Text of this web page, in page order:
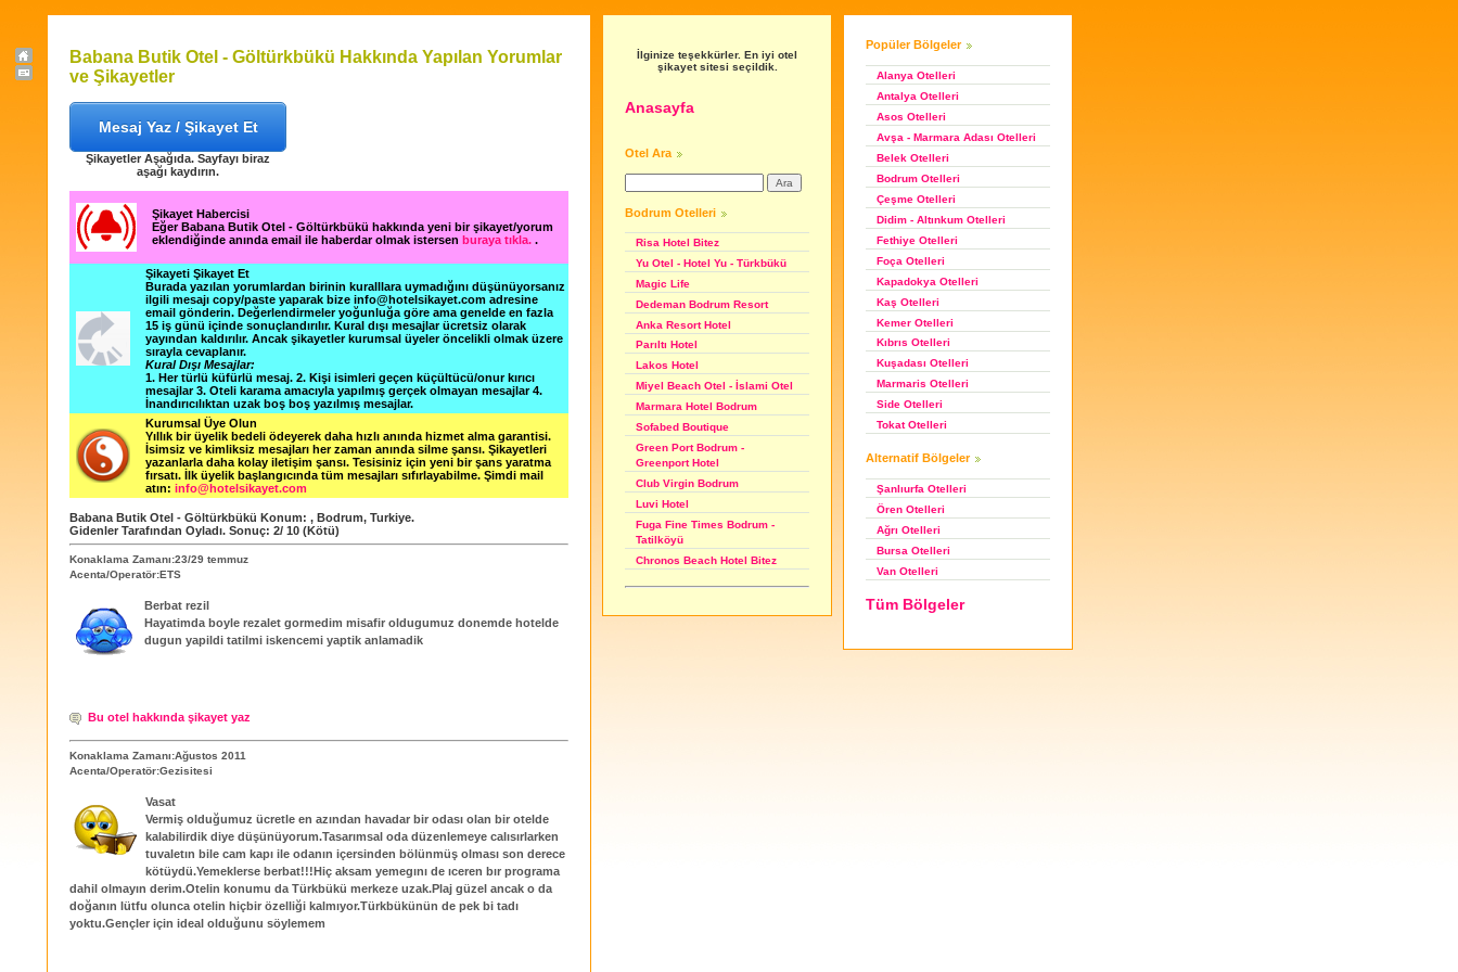
Babana Butik Otel - Göltürkbükü Hakkında Yapılan Yorumlar
ve Şikayetler
Mesaj Yaz / Şikayet Et
Şikayetler Aşağıda. Sayfayı biraz
aşağı kaydırın.
Şikayet Habercisi
Eğer Babana Butik Otel - Göltürkbükü hakkında yeni bir şikayet/yorum
eklendiğinde anında email ile haberdar olmak istersen buraya tıkla. .
Şikayeti Şikayet Et
Burada yazılan yorumlardan birinin kuralllara uymadığını düşünüyorsanız
ilgili mesajı copy/paste yaparak bize info@hotelsikayet.com adresine
email gönderin. Değerlendirmeler yoğunluğa göre ama genelde en fazla
15 iş günü içinde sonuçlandırılır. Kural dışı mesajlar ücretsiz olarak
yayından kaldırılır. Ancak şikayetler kurumsal üyeler öncelikli olmak üzere
sırayla cevaplanır.
Kural Dışı Mesajlar:
1. Her türlü küfürlü mesaj. 2. Kişi isimleri geçen küçültücü/onur kırıcı
mesajlar 3. Oteli karama amacıyla yapılmış gerçek olmayan mesajlar 4.
İnandırıcılıktan uzak boş boş yazılmış mesajlar.
Kurumsal Üye Olun
Yıllık bir üyelik bedeli ödeyerek daha hızlı anında hizmet alma garantisi.
İsimsiz ve kimliksiz mesajları her zaman anında silme şansı. Şikayetleri
yazanlarla daha kolay iletişim şansı. Tesisiniz için yeni bir şans yaratma
fırsatı. İlk üyelik başlangıcında tüm mesajları sıfırlayabilme. Şimdi mail
atın: info@hotelsikayet.com
Babana Butik Otel - Göltürkbükü Konum: , Bodrum, Turkiye.
Gidenler Tarafından Oyladı. Sonuç: 2/ 10 (Kötü)
Konaklama Zamanı:23/29 temmuz
Acenta/Operatör:ETS
Berbat rezil
Hayatimda boyle rezalet gormedim misafir oldugumuz donemde hotelde
dugun yapildi tatilmi iskencemi yaptik anlamadik
Bu otel hakkında şikayet yaz
Konaklama Zamanı:Ağustos 2011
Acenta/Operatör:Gezisitesi
Vasat
Vermiş olduğumuz ücretle en azından havadar bir odası olan bir otelde
kalabilirdik diye düşünüyorum.Tasarımsal oda düzenlemeye calısırlarken
tuvaletın bile cam kapı ile odanın içersinden bölünmüş olması son derece
kötüydü.Yemeklerse berbat!!!Hiç aksam yemegını de ıceren bır programa
dahil olmayın derim.Otelin konumu da Türkbükü merkeze uzak.Plaj güzel ancak o da
doğanın lütfu olunca otelin hiçbir özelliği kalmıyor.Türkbükünün de pek bi tadı
yoktu.Gençler için ideal olduğunu söylemem
İlginize teşekkürler. En iyi otel
şikayet sitesi seçildik.
Anasayfa
Otel Ara
Bodrum Otelleri
Risa Hotel Bitez
Yu Otel - Hotel Yu - Türkbükü
Magic Life
Dedeman Bodrum Resort
Anka Resort Hotel
Parıltı Hotel
Lakos Hotel
Miyel Beach Otel - İslami Otel
Marmara Hotel Bodrum
Sofabed Boutique
Green Port Bodrum -
Greenport Hotel
Club Virgin Bodrum
Luvi Hotel
Fuga Fine Times Bodrum -
Tatilköyü
Chronos Beach Hotel Bitez
Popüler Bölgeler
Alanya Otelleri
Antalya Otelleri
Asos Otelleri
Avşa - Marmara Adası Otelleri
Belek Otelleri
Bodrum Otelleri
Çeşme Otelleri
Didim - Altınkum Otelleri
Fethiye Otelleri
Foça Otelleri
Kapadokya Otelleri
Kaş Otelleri
Kemer Otelleri
Kıbrıs Otelleri
Kuşadası Otelleri
Marmaris Otelleri
Side Otelleri
Tokat Otelleri
Alternatif Bölgeler
Şanlıurfa Otelleri
Ören Otelleri
Ağrı Otelleri
Bursa Otelleri
Van Otelleri
Tüm Bölgeler